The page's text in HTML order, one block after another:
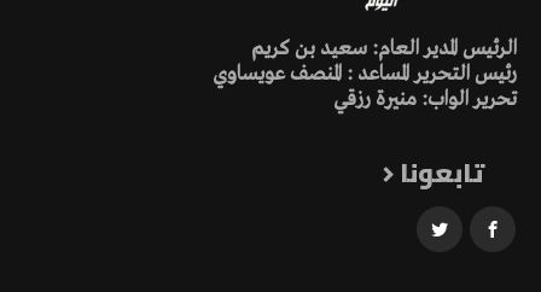
الرئيس المدير العام: سعيد بن كريم
رئيس التحرير المساعد : المنصف عويساوي
تحرير الواب: منيرة رزقي
تابعونا